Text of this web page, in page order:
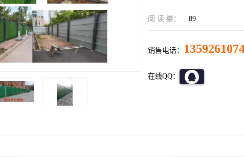
阅 读 量： 89
销售电话：
在线QQ：